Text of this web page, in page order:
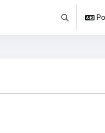
Alternar